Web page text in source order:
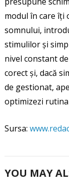
modul în care îți
somnului,
stimulilor și
nivel constant
corect și, dacă
de gestionat,
optimizezi
Sursa:
YOU MAY